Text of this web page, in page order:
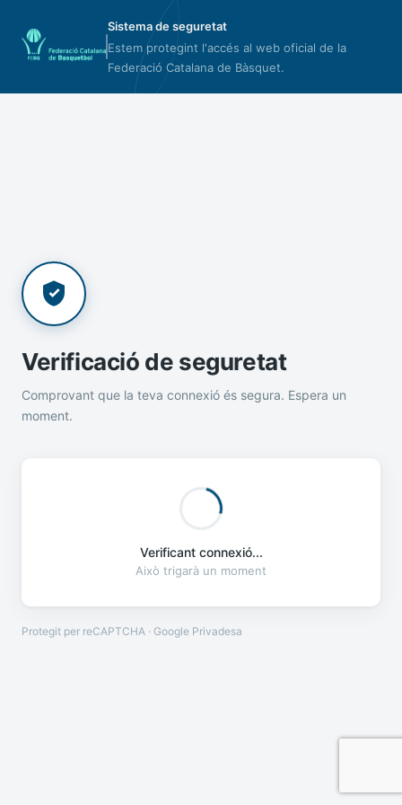
Sistema de seguretat
Estem protegint l'accés al web oficial de la
Federació Catalana de Bàsquet.
Verificació de seguretat
Comprovant que la teva connexió és segura. Espera un
moment.
Verificant connexió...
Això trigarà un moment
Protegit per reCAPTCHA · Google Privadesa